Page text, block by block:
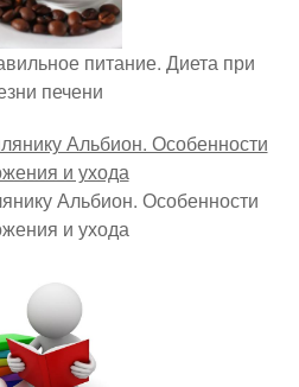
питание. Диета при
печени
Альбион. Особенности
и ухода